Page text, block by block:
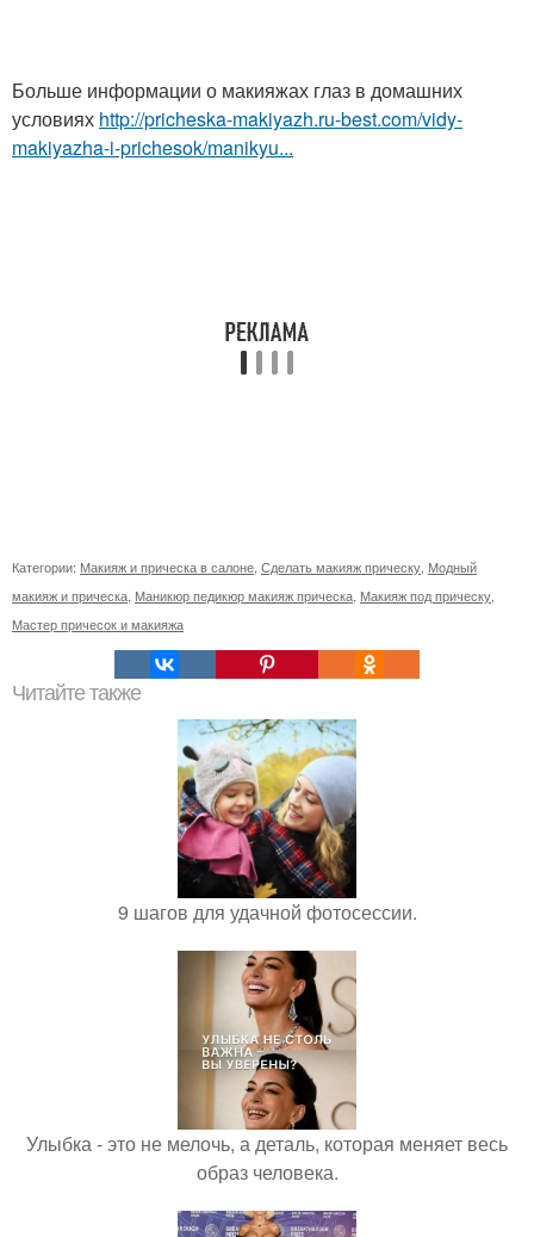
Больше информации о макияжах глаз в домашних
условиях http://pricheska-makiyazh.ru-best.com/vidy-
makiyazha-i-prichesok/manikyu...
Категории: Макияж и прическа в салоне Сделать макияж прическу Модный
макияж и прическа Маникюр педикюр макияж прическа Макияж под прическу
Мастер причесок и макияжа
Читайте также
9 шагов для удачной фотосессии.
Улыбка - это не мелочь, а деталь, которая меняет весь
образ человека.